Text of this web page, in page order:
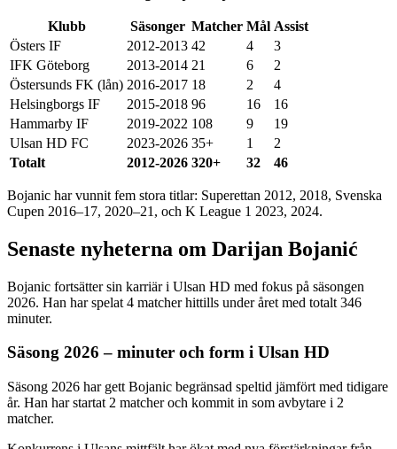
Klubb Säsonger Matcher Mål Assist
Östers IF
2012-2013 42 4
3
IFK Göteborg
2013-2014 21 6
2
Östersunds FK (lån) 2016-2017 18 2
4
Helsingborgs IF
2015-2018 96 16
16
Hammarby IF
2019-2022 108 9
19
Ulsan HD FC
2023-2026 35+ 1
2
Totalt
2012-2026 320+ 32 46
Bojanic har vunnit fem stora titlar: Superettan 2012, 2018, Svenska
Cupen 2016–17, 2020–21, och K League 1 2023, 2024.
Senaste nyheterna om Darijan Bojanić
Bojanic fortsätter sin karriär i Ulsan HD med fokus på säsongen
2026. Han har spelat 4 matcher hittills under året med totalt 346
minuter.
Säsong 2026 – minuter och form i Ulsan HD
Säsong 2026 har gett Bojanic begränsad speltid jämfört med tidigare
år. Han har startat 2 matcher och kommit in som avbytare i 2
matcher.